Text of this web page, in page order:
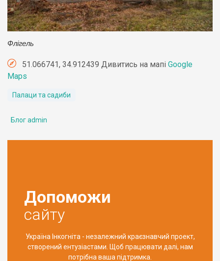
Флігель
51.066741, 34.912439 Дивитись на мапі Google
Maps
Палаци та садиби
Блог admin
Допоможи
сайту
Україна Інкогніта - незалежний краєзнавчий проект,
створений ентузіастами. Щоб працювати далі, нам
потрібна ваша підтримка.